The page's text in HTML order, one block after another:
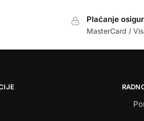
Plaćanje
MasterCard /